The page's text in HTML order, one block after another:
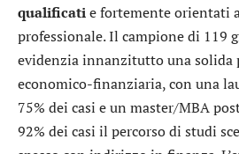
qualificatie fortemente orientati
professionale. Il campione di 119
evidenzia innanzitutto una solida
economico-finanziaria, con una
75% dei casi e un master/MBA
92% dei casi il percorso di studi